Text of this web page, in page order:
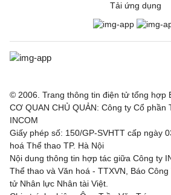
Tải ứng dụng
© 2006. Trang thông tin điện tử tổng hợp
CƠ QUAN CHỦ QUẢN: Công ty Cổ phần
INCOM
Giấy phép số: 150/GP-SVHTT cấp ngày
hoá Thể thao TP. Hà Nội
Nội dung thông tin hợp tác giữa Công ty
Thể thao và Văn hoá - TTXVN, Báo
tử Nhân lực Nhân tài Việt.